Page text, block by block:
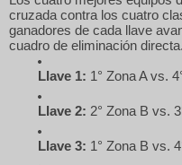
cruzada contra los cuatro
ganadores de cada llave
cuadro de eliminación directa.
Llave 1: 1° Zona A vs.
Llave 2: 2° Zona B vs.
Llave 3: 1° Zona B vs.